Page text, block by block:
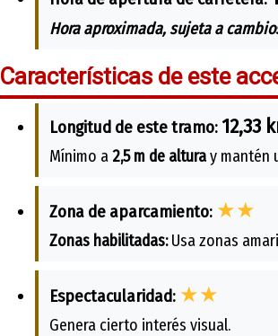
Hora aproximada, sujeta a
Características de este
Longitud de este tramo: 12,33
Mínimo a2,5 m de alturay mantén
Zona de aparcamiento: ★★
Zonas habilitadas:Usa zonas
Espectacularidad: ★★
Genera cierto interés visual.